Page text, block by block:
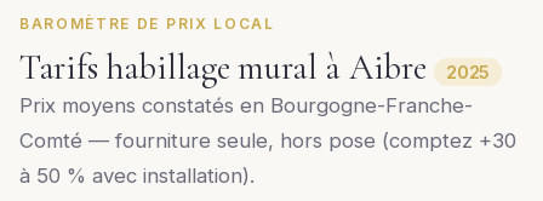
BAROMÈTRE DE PRIX LOCAL
Tarifs habillage mural à Aibre 2025
Prix moyens constatés en Bourgogne-Franche-
Comté — fourniture seule, hors pose (comptez +30
à 50 % avec installation).